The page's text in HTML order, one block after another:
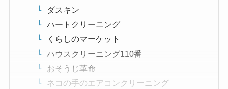
ダスキン
ハートクリーニング
くらしのマーケット
ハウスクリーニング110番
おそうじ革命
ネコの手のエアコンクリーニング